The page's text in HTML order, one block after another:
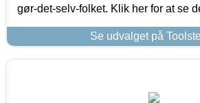
gør-det-selv-folket. Klik her for at se
Se udvalget på